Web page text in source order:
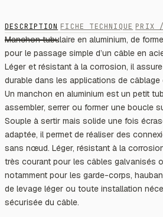
DESCRIPTION FICHE TECHNIQUE PRIX /
Manchon tubulaire en aluminium, de
pour le passage simple d’un câble en
Léger et résistant à la corrosion, il
durable dans les applications de câblage
Un manchon en aluminium est un petit
assembler, serrer ou former une boucle
Souple à sertir mais solide une fois
adaptée, il permet de réaliser des
sans nœud. Léger, résistant à la
très courant pour les câbles galvanisés
notamment pour les garde-corps,
de levage léger ou toute installation
sécurisée du câble.